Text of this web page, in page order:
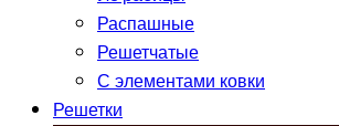
Распашные
Решетчатые
С элементами ковки
Решетки